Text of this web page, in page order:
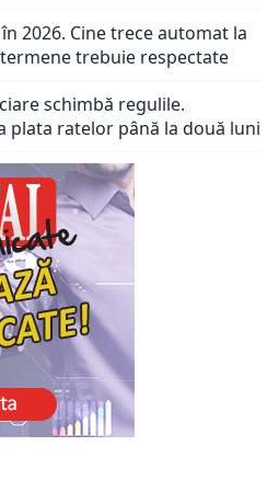
2026. Cine trece automat la
trebuie respectate
schimbă regulile.
plata ratelor până la două luni